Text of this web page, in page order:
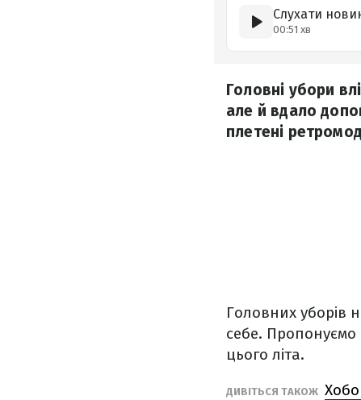
Слухати
00:51 хв
Головні убори
але й вдало
плетені
Головних уборів
себе. Пропонуємо
цього літа.
ДИВІТЬСЯ ТАКОЖ